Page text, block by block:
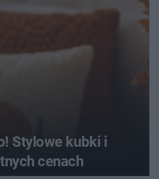
Stylowe kubki i
cenach